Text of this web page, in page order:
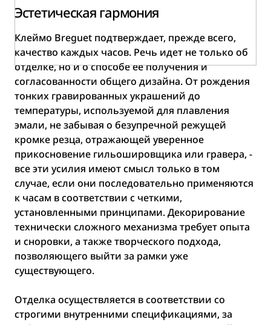
Эстетическая гармония
Клеймо Breguet подтверждает, прежде всего,
качество каждых часов. Речь идет не только об
отделке, но и о способе ее получения и
согласованности общего дизайна. От рождения
тонких гравированных украшений до
температуры, используемой для плавления
эмали, не забывая о безупречной режущей
кромке резца, отражающей уверенное
прикосновение гильошировщика или гравера, -
все эти усилия имеют смысл только в том
случае, если они последовательно применяются
к часам в соответствии с четкими,
установленными принципами. Декорирование
технически сложного механизма требует опыта
и сноровки, а также творческого подхода,
позволяющего выйти за рамки уже
существующего.
Отделка осуществляется в соответствии со
строгими внутренними спецификациями, за